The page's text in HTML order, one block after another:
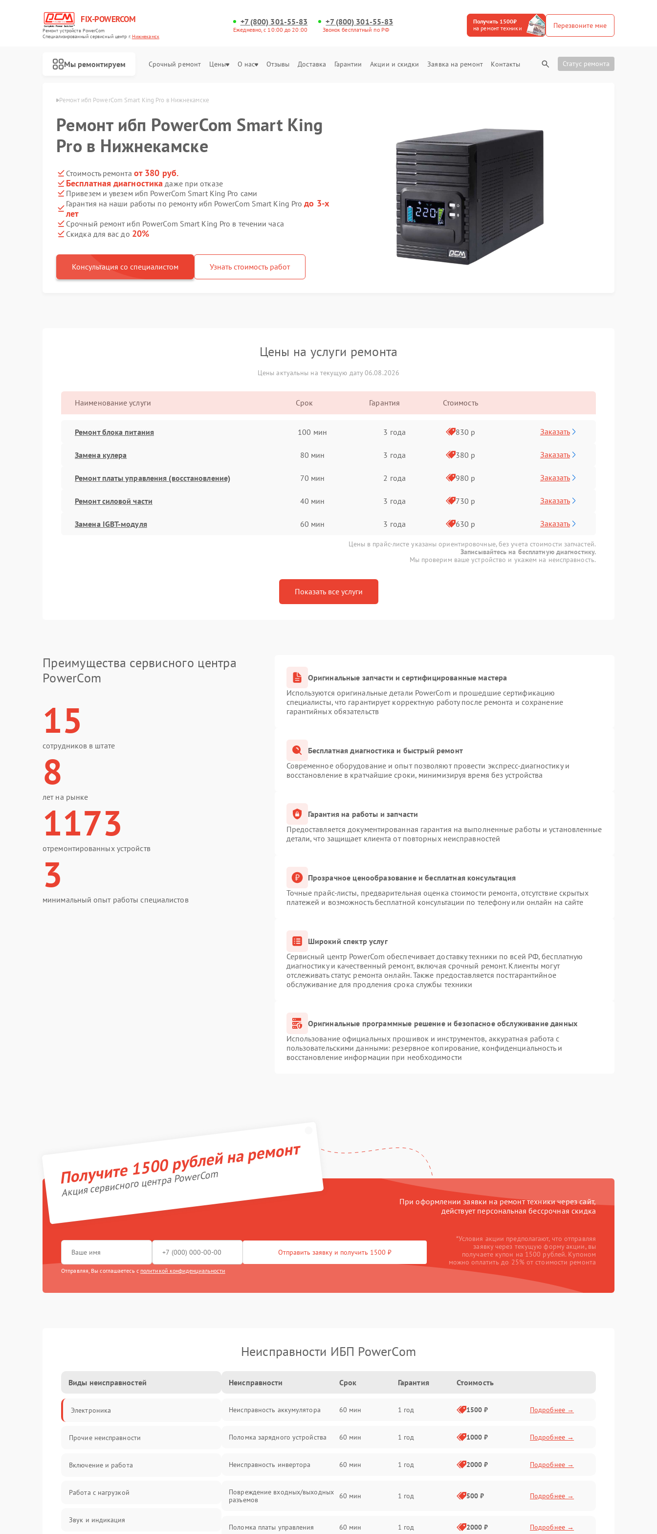
FIX-POWERCOM
Ремонт устройств PowerCom
Специализированный cервисный центр г.Нижнекамск
+7 (800) 301-55-83
Ежедневно, с 10:00 до 20:00
+7 (800) 301-55-83
Звонок бесплатный по РФ
Получить 1500₽
на ремонт техники
Перезвоните мне
Мы ремонтируем Срочный ремонт Цены О нас Отзывы Доставка Гарантии Акции и скидки Заявка на ремонт Контакты Статус ремонта
в Нижнекамске Ремонт ибп PowerCom Smart King Pro в Нижнекамске
Ремонт ибп PowerCom Smart King
Pro в Нижнекамске
Стоимость ремонта от 380 руб.
Бесплатная диагностика даже при отказе
Привезем и увезем ибп PowerCom Smart King Pro сами
Гарантия на наши работы по ремонту ибп PowerCom Smart King Proдо 3-х
лет
Срочный ремонт ибп PowerCom Smart King Pro в течении часа
Скидка для вас до 20%
Консультация со специалистом Узнать стоимость работ
Цены на услуги ремонта
Цены актуальны на текущую дату 06.08.2026
Наименование услуги Срок Гарантия Стоимость
Ремонт блока питания 100 мин 3 года 830 р Заказать
Замена кулера 80 мин 3 года 380 р Заказать
Ремонт платы управления (восстановление) 70 мин 2 года 980 р Заказать
Ремонт силовой части 40 мин 3 года 730 р Заказать
Замена IGBT-модуля 60 мин 3 года 630 р Заказать
Цены в прайс-листе указаны ориентировочные, без учета стоимости запчастей.
Записывайтесь на бесплатную диагностику.
Мы проверим ваше устройство и укажем на неисправность.
Показать все услуги
Преимущества сервисного центра
PowerCom
15
сотрудников в штате
8
лет на рынке
1173
отремонтированных устройств
3
минимальный опыт работы специалистов
Оригинальные запчасти и сертифицированные мастера
Используются оригинальные детали PowerCom и прошедшие сертификацию
специалисты, что гарантирует корректную работу после ремонта и сохранение
гарантийных обязательств
Бесплатная диагностика и быстрый ремонт
Современное оборудование и опыт позволяют провести экспресс-диагностику и
восстановление в кратчайшие сроки, минимизируя время без устройства
Гарантия на работы и запчасти
Предоставляется документированная гарантия на выполненные работы и установленные
детали, что защищает клиента от повторных неисправностей
Прозрачное ценообразование и бесплатная консультация
Точные прайс-листы, предварительная оценка стоимости ремонта, отсутствие скрытых
платежей и возможность бесплатной консультации по телефону или онлайн на сайте
Широкий спектр услуг
Сервисный центр PowerCom обеспечивает доставку техники по всей РФ, бесплатную
диагностику и качественный ремонт, включая срочный ремонт. Клиенты могут
отслеживать статус ремонта онлайн. Также предоставляется постгарантийное
обслуживание для продления срока службы техники
Оригинальные программные решение и безопасное обслуживание данных
Использование официальных прошивок и инструментов, аккуратная работа с
пользовательскими данными: резервное копирование, конфиденциальность и
восстановление информации при необходимости
Получите 1500 рублей на ремонт
Акция сервисного центра PowerCom
При оформлении заявки на ремонт техники через сайт,
действует персональная бессрочная скидка
Отправить заявку и получить 1500 ₽
Отправляя, Вы соглашаетесь с политикой конфиденциальности
*Условия акции предполагают, что отправляя
заявку через текущую форму акции, вы
получаете купон на 1500 рублей. Купоном
можно оплатить до 25% от стоимости ремонта
Неисправности ИБП PowerCom
Виды неисправностей
Электроника
Прочие неисправности
Включение и работа
Работа с нагрузкой
Звук и индикация
Неисправности Срок Гарантия Стоимость
Неисправность аккумулятора 60 мин 1 год 1500 ₽ Подробнее →
Поломка зарядного устройства 60 мин 1 год 1000 ₽ Подробнее →
Неисправность инвертора 60 мин 1 год 2000 ₽ Подробнее →
Повреждение входных/выходных
разъемов
60 мин 1 год 500 ₽ Подробнее →
Поломка платы управления 60 мин 1 год 2000 ₽ Подробнее →